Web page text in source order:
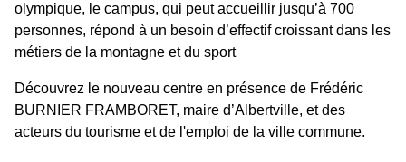
olympique, le campus, qui peut accueillir jusqu’à 700
personnes, répond à un besoin d’effectif croissant dans les
métiers de la montagne et du sport
Découvrez le nouveau centre en présence de Frédéric
BURNIER FRAMBORET, maire d’Albertville, et des
acteurs du tourisme et de l'emploi de la ville commune.